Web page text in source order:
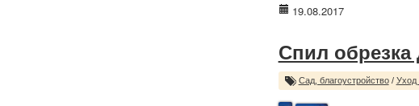
19.08.2017
Спил
Сад, благоустройство/ Уход